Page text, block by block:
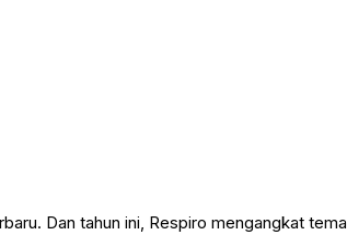
Dan tahun ini, Respiro mengangkat tema